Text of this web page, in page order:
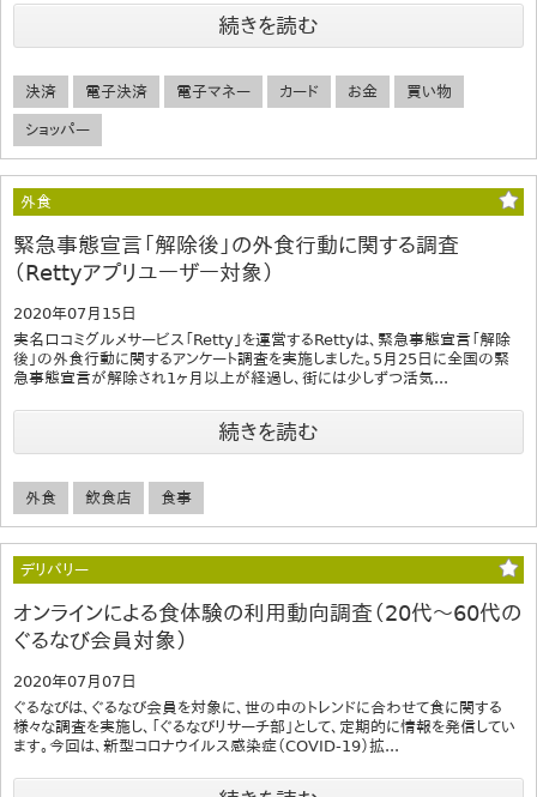
続きを読む
決済 電子決済 電子マネー カード お金 買い物
ショッパー
外食
緊急事態宣言「解除後」の外食行動に関する調査
（Rettyアプリユーザー対象）
2020年07月15日
実名口コミグルメサービス「Retty」を運営するRettyは、緊急事態宣言「解除
後」の外食行動に関するアンケート調査を実施しました。5月25日に全国の緊
急事態宣言が解除され1ヶ月以上が経過し、街には少しずつ活気...
続きを読む
外食 飲食店 食事
デリバリー
オンラインによる食体験の利用動向調査（20代～60代の
ぐるなび会員対象）
2020年07月07日
ぐるなびは、ぐるなび会員を対象に、世の中のトレンドに合わせて食に関する
様々な調査を実施し、「ぐるなびリサーチ部」として、定期的に情報を発信してい
ます。今回は、新型コロナウイルス感染症（COVID-19）拡...